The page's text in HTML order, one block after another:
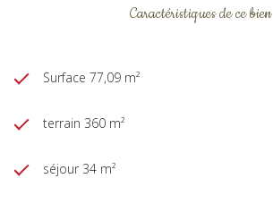
Caractéristiques de ce bien
Surface 77,09 m²
terrain 360 m²
séjour 34 m²